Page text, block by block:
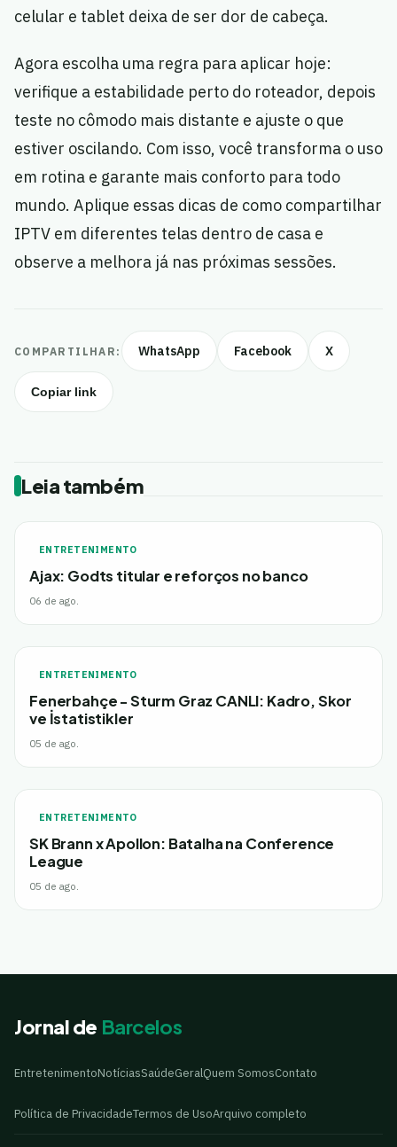
celular e tablet deixa de ser dor de cabeça.
Agora escolha uma regra para aplicar hoje:
verifique a estabilidade perto do roteador, depois
teste no cômodo mais distante e ajuste o que
estiver oscilando. Com isso, você transforma o uso
em rotina e garante mais conforto para todo
mundo. Aplique essas dicas de como compartilhar
IPTV em diferentes telas dentro de casa e
observe a melhora já nas próximas sessões.
COMPARTILHAR: WhatsApp Facebook X
Copiar link
Leia também
ENTRETENIMENTO
Ajax: Godts titular e reforços no banco
06 de ago.
ENTRETENIMENTO
Fenerbahçe - Sturm Graz CANLI: Kadro, Skor
ve İstatistikler
05 de ago.
ENTRETENIMENTO
SK Brann x Apollon: Batalha na Conference
League
05 de ago.
Jornal de Barcelos
EntretenimentoNotíciasSaúdeGeralQuem SomosContato
Política de PrivacidadeTermos de UsoArquivo completo